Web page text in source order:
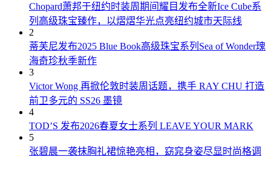
Chopard萧邦于纽约时装周期间耀目发布全新Ice Cube系
列高级珠宝臻作，以熠熠华光点亮纽约城市天际线
2
蒂芙尼发布2025 Blue Book高级珠宝系列Sea of Wonder瑰
海奇珍秋季新作
3
Victor Wong 再掀伦敦时装周话题，携手 RAY CHU 打造
前卫多元的 SS26 墨镜
4
TOD’S 发布2026春夏女士系列 LEAVE YOUR MARK
5
张碧晨一袭抹胸礼裙惊艳亮相，窈窕身姿尽显时尚格调